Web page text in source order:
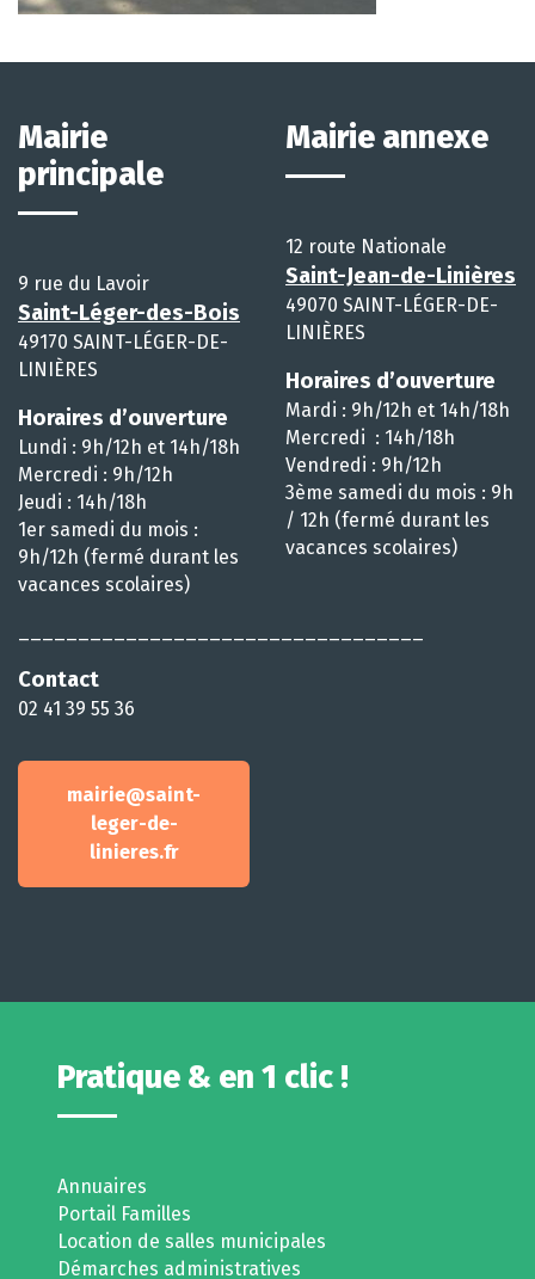
Mairie
principale
9 rue du Lavoir
Saint-Léger-des-Bois
49170 SAINT-LÉGER-DE-
LINIÈRES
Horaires d’ouverture
Lundi : 9h/12h et 14h/18h
Mercredi : 9h/12h
Jeudi : 14h/18h
1er samedi du mois :
9h/12h (fermé durant les
vacances scolaires)
Contact
02 41 39 55 36
mairie@saint-
leger-de-
linieres.fr
Mairie annexe
12 route Nationale
Saint-Jean-de-Linières
49070 SAINT-LÉGER-DE-
LINIÈRES
Horaires d’ouverture
Mardi : 9h/12h et 14h/18h
Mercredi : 14h/18h
Vendredi : 9h/12h
3ème samedi du mois : 9h
/ 12h (fermé durant les
vacances scolaires)
Pratique & en 1 clic !
Annuaires
Portail Familles
Location de salles municipales
Démarches administratives